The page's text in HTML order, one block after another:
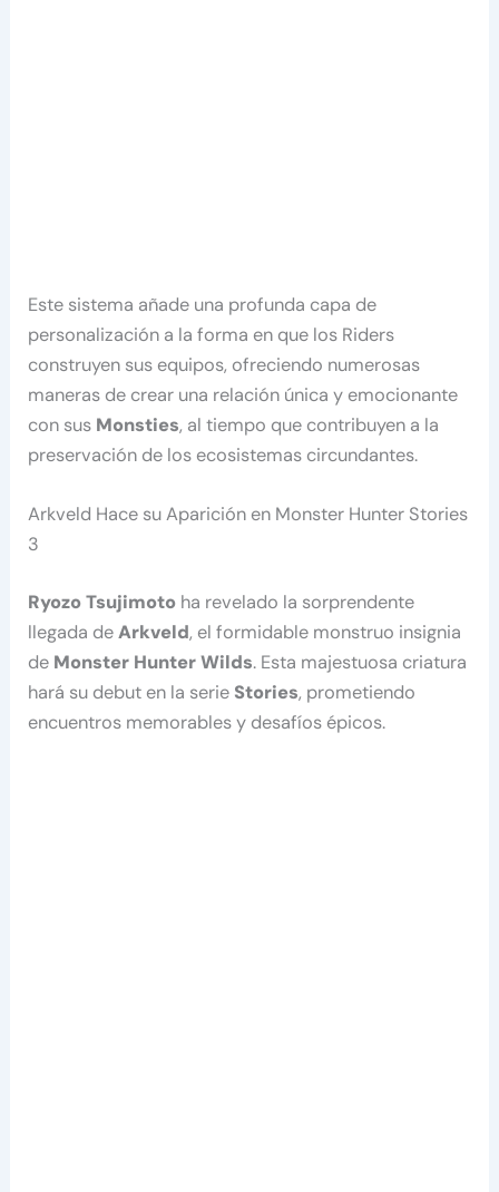
Este sistema añade una profunda capa de
personalización a la forma en que los Riders
construyen sus equipos, ofreciendo numerosas
maneras de crear una relación única y emocionante
con sus Monsties, al tiempo que contribuyen a la
preservación de los ecosistemas circundantes.
Arkveld Hace su Aparición en Monster Hunter Stories
3
Ryozo Tsujimoto ha revelado la sorprendente
llegada deArkveld, el formidable monstruo insignia
de Monster Hunter Wilds. Esta majestuosa criatura
hará su debut en la serie Stories, prometiendo
encuentros memorables y desafíos épicos.